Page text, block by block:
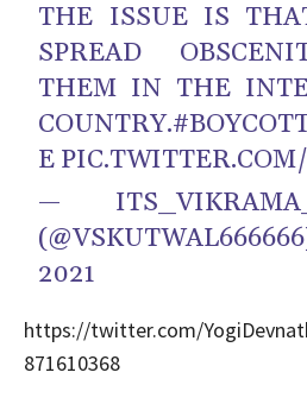
THE ISSUE IS
SPREAD
THEM IN THE
COUNTRY.
E
—
2021
https://twitter.com/
871610368